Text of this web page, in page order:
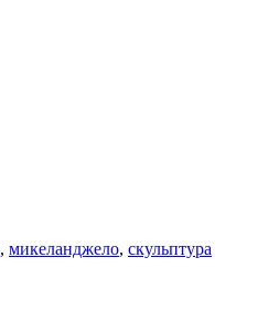
, микеланджело, скульптура